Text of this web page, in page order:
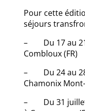
Pour cette
séjours
– Du 17 au 21
Combloux (FR)
– Du 24 au 28
Chamonix
– Du 31 juillet